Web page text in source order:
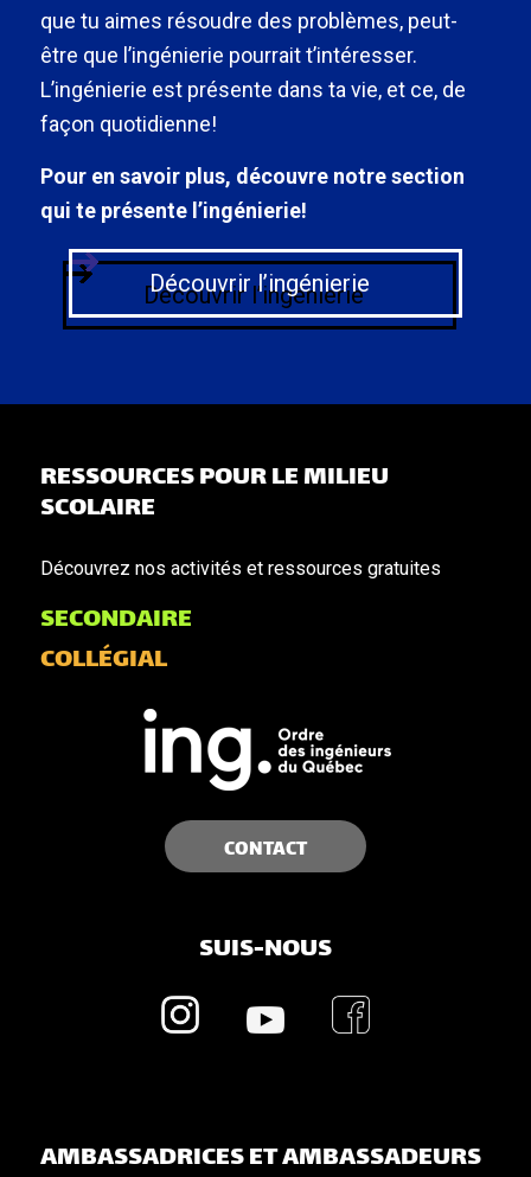
que tu aimes résoudre des problèmes, peut-
être que l’ingénierie pourrait t’intéresser.
L’ingénierie est présente dans ta vie, et ce, de
façon quotidienne!
Pour en savoir plus, découvre notre section
qui te présente l’ingénierie!
Découvrir l’ingénierie
RESSOURCES POUR LE MILIEU
SCOLAIRE
Découvrez nos activités et ressources gratuites
SECONDAIRE
COLLÉGIAL
CONTACT
SUIS-NOUS
AMBASSADRICES ET AMBASSADEURS